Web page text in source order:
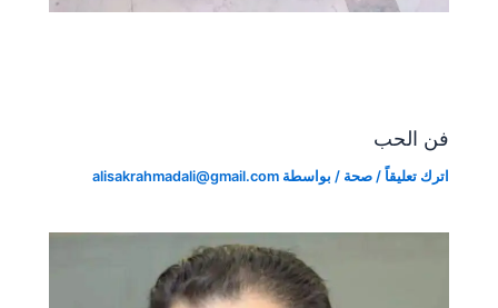
فن الحب
اترك تعليقاً /صحة / بواسطة alisakrahmadali@gmail.com